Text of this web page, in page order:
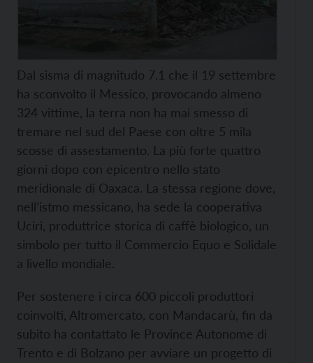
Dal sisma di magnitudo 7.1 che il 19 settembre
ha sconvolto il Messico, provocando almeno
324 vittime, la terra non ha mai smesso di
tremare nel sud del Paese con oltre 5 mila
scosse di assestamento. La più forte quattro
giorni dopo con epicentro nello stato
meridionale di Oaxaca. La stessa regione dove,
nell’istmo messicano, ha sede la cooperativa
Uciri, produttrice storica di caffè biologico, un
simbolo per tutto il Commercio Equo e Solidale
a livello mondiale.
Per sostenere i circa 600 piccoli produttori
coinvolti, Altromercato, con Mandacarù, fin da
subito ha contattato le Province Autonome di
Trento e di Bolzano per avviare un progetto di